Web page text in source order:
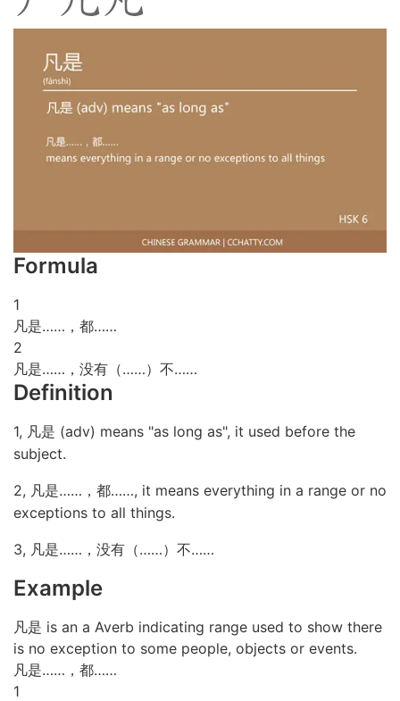
Formula
1
凡是……，都……
2
凡是……，没有（……）不……
Definition
1, 凡是 (adv) means "as long as", it used before the
subject.
2, 凡是……，都……, it means everything in a range or no
exceptions to all things.
3, 凡是……，没有（……）不……
Example
凡是 is an a Averb indicating range used to show there
is no exception to some people, objects or events.
凡是……，都……
1